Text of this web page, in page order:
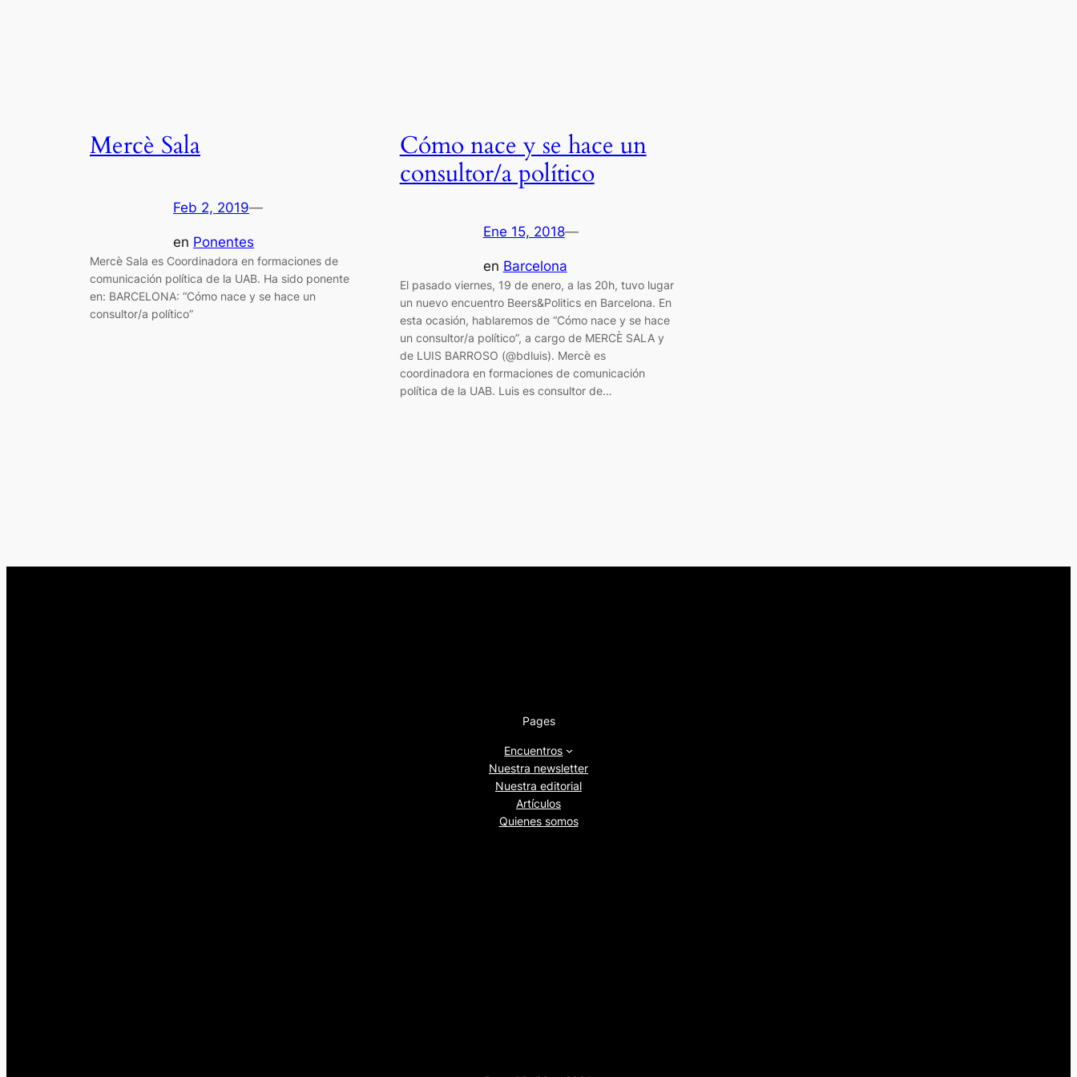
Mercè Sala
Feb 2, 2019—
en Ponentes
Mercè Sala es Coordinadora en formaciones de
comunicación política de la UAB. Ha sido ponente
en: BARCELONA: “Cómo nace y se hace un
consultor/a político”
Cómo nace y se hace un
consultor/a político
Ene 15, 2018—
en Barcelona
El pasado viernes, 19 de enero, a las 20h, tuvo lugar
un nuevo encuentro Beers&Politics en Barcelona. En
esta ocasión, hablaremos de “Cómo nace y se hace
un consultor/a político”, a cargo de MERCÈ SALA y
de LUIS BARROSO (@bdluis). Mercè es
coordinadora en formaciones de comunicación
política de la UAB. Luis es consultor de…
Pages
Encuentros
Nuestra newsletter
Nuestra editorial
Artículos
Quienes somos